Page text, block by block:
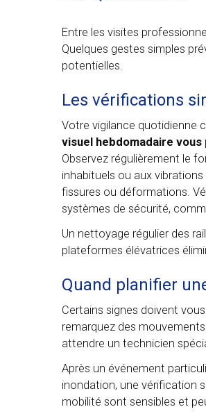
Entre les visites
Quelques gestes simples
potentielles.
Les vérifications
Votre vigilance quotidienne
visuel hebdomadaire
Observez régulièrement le
inhabituels ou aux
fissures ou déformations.
systèmes de sécurité,
Un nettoyage régulier des
plateformes élévatrices
Quand planifier
Certains signes doivent
remarquez des
attendre un technicien
Après un événement
inondation, une vérification
mobilité sont sensibles et